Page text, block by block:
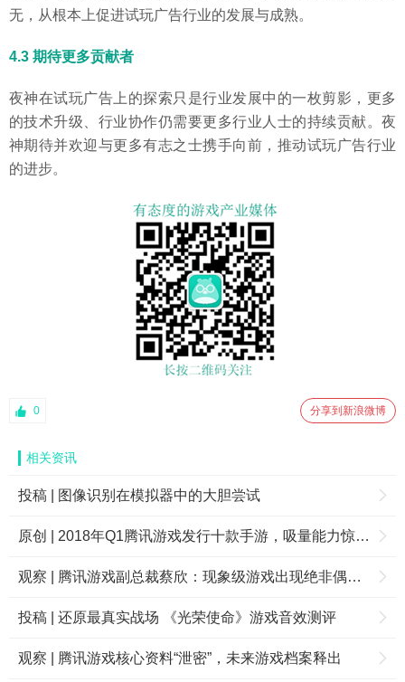
无，从根本上促进试玩广告行业的发展与成熟。
4.3 期待更多贡献者
夜神在试玩广告上的探索只是行业发展中的一枚剪影，更多
的技术升级、行业协作仍需要更多行业人士的持续贡献。夜
神期待并欢迎与更多有志之士携手向前，推动试玩广告行业
的进步。
0 分享到新浪微博
相关资讯
投稿 | 图像识别在模拟器中的大胆尝试
原创 | 2018年Q1腾讯游戏发行十款手游，吸量能力惊人！
观察 | 腾讯游戏副总裁蔡欣：现象级游戏出现绝非偶然，要善于利用手边现有资源
投稿 | 还原最真实战场 《光荣使命》游戏音效测评
观察 | 腾讯游戏核心资料“泄密”，未来游戏档案释出